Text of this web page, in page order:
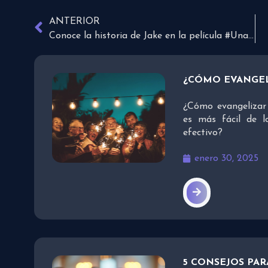
ANTERIOR
Conoce la historia de Jake en la película #UnaNuevaCancion
¿CÓMO
¿Cómo
es más fácil de
efectivo?
enero 30, 2025
5 CONSEJOS